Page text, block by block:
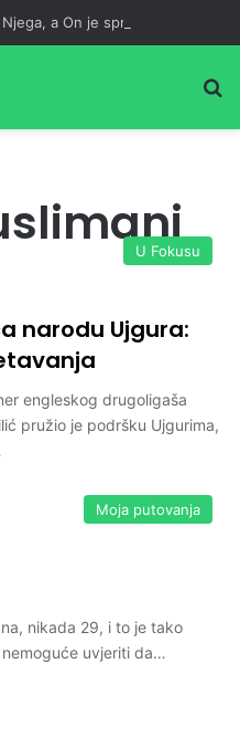
U Fokusu
narodu Ujgura:
engleskog drugoligaša
pružio je podršku Ujgurima,
Moja putovanja
nikada 29, i to je tako
uvjeriti da…